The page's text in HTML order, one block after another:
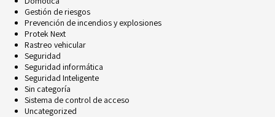
Gestión de riesgos
Prevención de incendios y explosiones
Protek Next
Rastreo vehicular
Seguridad
Seguridad informática
Seguridad Inteligente
Sin categoría
Sistema de control de acceso
Uncategorized